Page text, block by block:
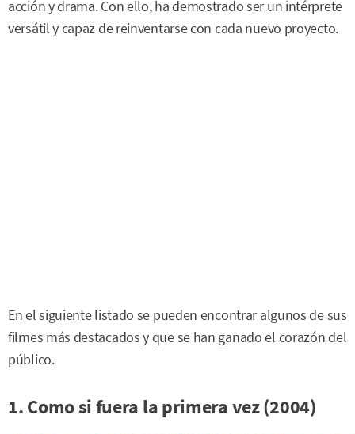
acción y drama. Con ello, ha demostrado ser un intérprete
versátil y capaz de reinventarse con cada nuevo proyecto.
En el siguiente listado se pueden encontrar algunos de sus
filmes más destacados y que se han ganado el corazón del
público.
1. Como si fuera la primera vez (2004)